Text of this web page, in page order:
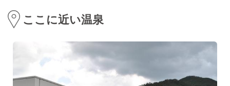
ここに近い温泉